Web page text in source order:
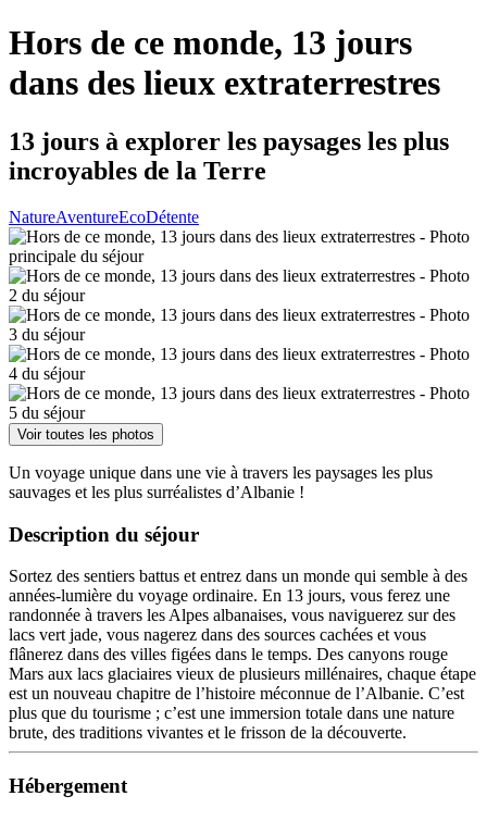
Hors de ce monde, 13 jours
dans des lieux extraterrestres
13 jours à explorer les paysages les plus
incroyables de la Terre
NatureAventureEcoDétente
Voir toutes les photos
Un voyage unique dans une vie à travers les paysages les plus
sauvages et les plus surréalistes d’Albanie !
Description du séjour
Sortez des sentiers battus et entrez dans un monde qui semble à des
années-lumière du voyage ordinaire. En 13 jours, vous ferez une
randonnée à travers les Alpes albanaises, vous naviguerez sur des
lacs vert jade, vous nagerez dans des sources cachées et vous
flânerez dans des villes figées dans le temps. Des canyons rouge
Mars aux lacs glaciaires vieux de plusieurs millénaires, chaque étape
est un nouveau chapitre de l’histoire méconnue de l’Albanie. C’est
plus que du tourisme ; c’est une immersion totale dans une nature
brute, des traditions vivantes et le frisson de la découverte.
Hébergement